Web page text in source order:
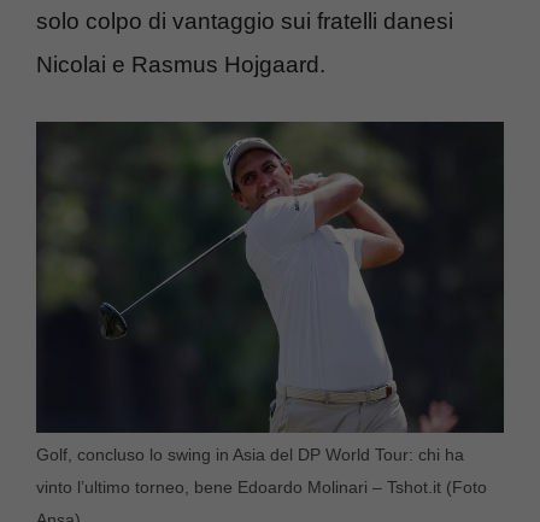
solo colpo di vantaggio sui fratelli danesi
Nicolai e Rasmus Hojgaard.
Golf, concluso lo swing in Asia del DP World Tour: chi ha
vinto l’ultimo torneo, bene Edoardo Molinari – Tshot.it (Foto